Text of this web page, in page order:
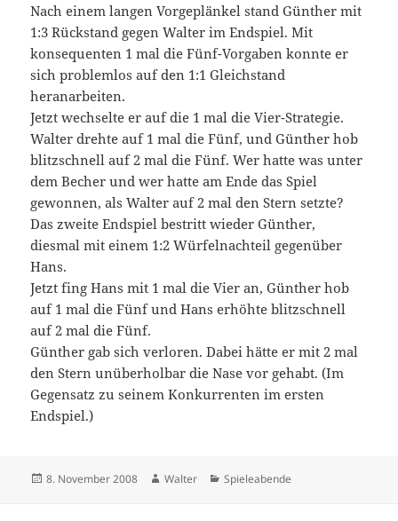
Nach einem langen Vorgeplänkel stand Günther mit
1:3 Rückstand gegen Walter im Endspiel. Mit
konsequenten 1 mal die Fünf-Vorgaben konnte er
sich problemlos auf den 1:1 Gleichstand
heranarbeiten.
Jetzt wechselte er auf die 1 mal die Vier-Strategie.
Walter drehte auf 1 mal die Fünf, und Günther hob
blitzschnell auf 2 mal die Fünf. Wer hatte was unter
dem Becher und wer hatte am Ende das Spiel
gewonnen, als Walter auf 2 mal den Stern setzte?
Das zweite Endspiel bestritt wieder Günther,
diesmal mit einem 1:2 Würfelnachteil gegenüber
Hans.
Jetzt fing Hans mit 1 mal die Vier an, Günther hob
auf 1 mal die Fünf und Hans erhöhte blitzschnell
auf 2 mal die Fünf.
Günther gab sich verloren. Dabei hätte er mit 2 mal
den Stern unüberholbar die Nase vor gehabt. (Im
Gegensatz zu seinem Konkurrenten im ersten
Endspiel.)
Veröffentlicht
8. November 2008 Autor
Walter Kategorien
Spieleabende